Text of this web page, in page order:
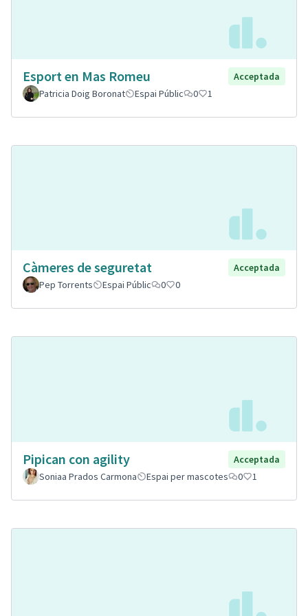
Esport en Mas Romeu
Acceptada
Patricia Doig Boronat
Espai Públic 0 1
Càmeres de seguretat
Acceptada
Pep Torrents
Espai Públic 0 0
Pipican con agility
Acceptada
Soniaa Prados Carmona
Espai per mascotes 0 1